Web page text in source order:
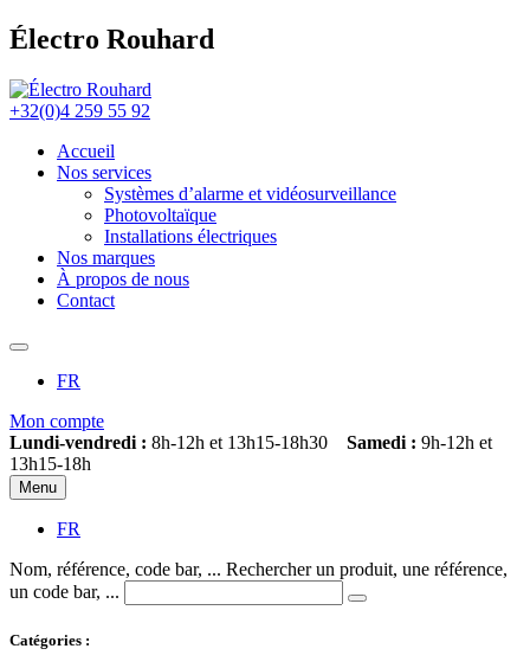
Électro Rouhard
+32(0)4 259 55 92
Accueil
Nos services
Systèmes d’alarme et vidéosurveillance
Photovoltaïque
Installations électriques
Nos marques
À propos de nous
Contact
FR
Mon compte
Lundi-vendredi : 8h-12h et 13h15-18h30 Samedi : 9h-12h et
13h15-18h
Menu
FR
Nom, référence, code bar, ... Rechercher un produit, une référence,
un code bar, ...
Catégories :